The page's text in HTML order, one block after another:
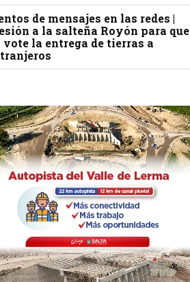
de mensajes en las redes |
a la salteña Royón para que
vote la entrega de tierras a